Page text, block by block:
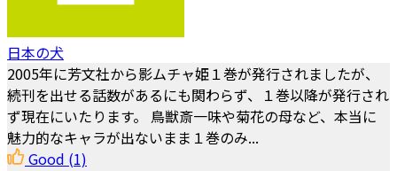
日本の犬
2005年に芳文社から影ムチャ姫１巻が発行されましたが、
続刊を出せる話数があるにも関わらず、１巻以降が発行され
ず現在にいたります。 鳥獣斎一味や菊花の母など、本当に
魅力的なキャラが出ないまま１巻のみ...
Good (1)